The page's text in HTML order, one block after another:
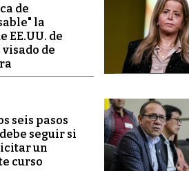
de
la
EE.UU. de
de
seis pasos
seguir si
un
curso